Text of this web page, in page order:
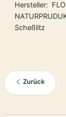
Hersteller:
Scheßlitz
Zurück